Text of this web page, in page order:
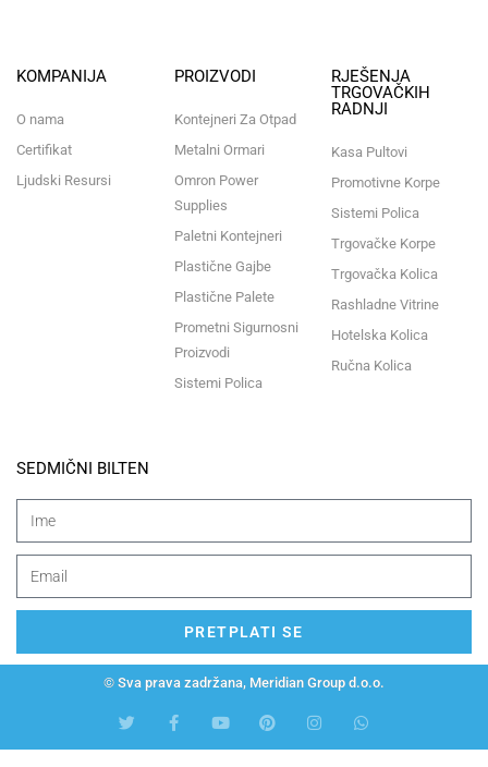
KOMPANIJA
O nama
Certifikat
Ljudski Resursi
PROIZVODI
Kontejneri Za Otpad
Metalni Ormari
Omron Power
Supplies
Paletni Kontejneri
Plastične Gajbe
Plastične Palete
Prometni Sigurnosni
Proizvodi
Sistemi Polica
RJEŠENJA
TRGOVAČKIH
RADNJI
Kasa Pultovi
Promotivne Korpe
Sistemi Polica
Trgovačke Korpe
Trgovačka Kolica
Rashladne Vitrine
Hotelska Kolica
Ručna Kolica
SEDMIČNI BILTEN
PRETPLATI SE
© Sva prava zadržana, Meridian Group d.o.o.